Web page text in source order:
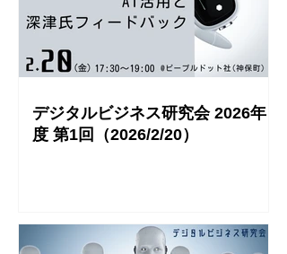
デジタルビジネス研究会 2026年
度 第1回（2026/2/20）